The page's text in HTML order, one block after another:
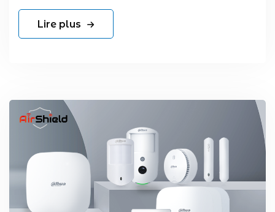
Lire plus